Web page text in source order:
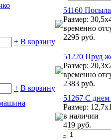
+ В корзину
51160
Размер:
временно
2295 руб.
+ В корзину
51220 Пруд
Размер:
временно
2383 руб.
51267 С днем
Размер:
в наличии
419 руб.
-